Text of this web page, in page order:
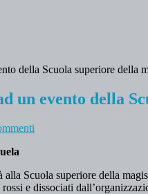
un evento della
alla Scuola superiore della
e dissociati